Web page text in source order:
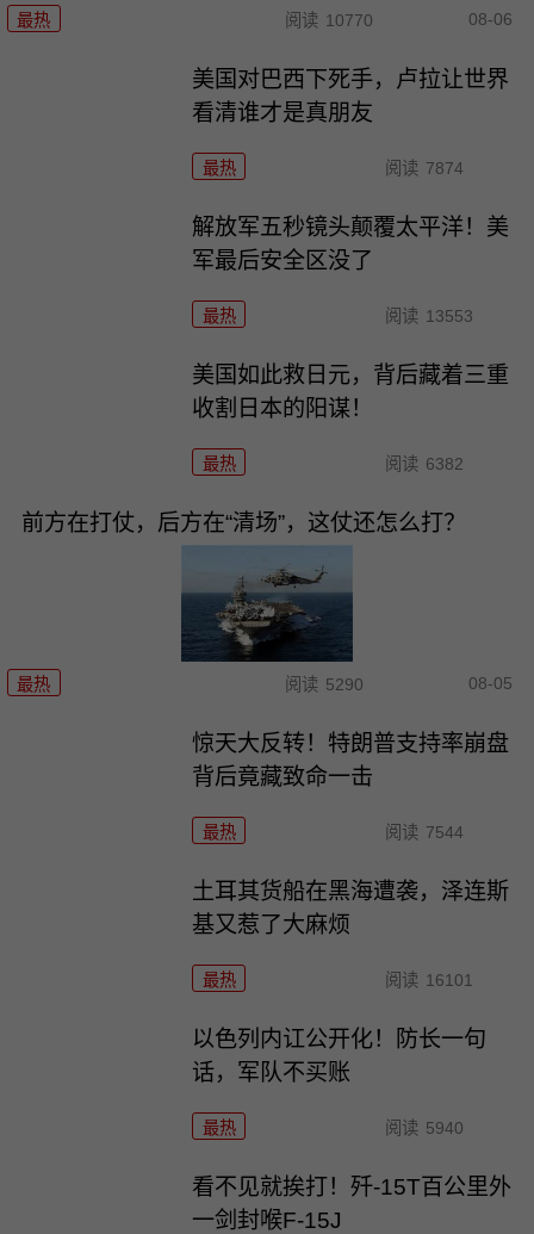
最热 阅读 10770 08-06
美国对巴西下死手，卢拉让世界
看清谁才是真朋友
最热 阅读 7874
解放军五秒镜头颠覆太平洋！美
军最后安全区没了
最热 阅读 13553
美国如此救日元，背后藏着三重
收割日本的阳谋！
最热 阅读 6382
前方在打仗，后方在“清场”，这仗还怎么打？
最热 阅读 5290 08-05
惊天大反转！特朗普支持率崩盘
背后竟藏致命一击
最热 阅读 7544
土耳其货船在黑海遭袭，泽连斯
基又惹了大麻烦
最热 阅读 16101
以色列内讧公开化！防长一句
话，军队不买账
最热 阅读 5940
看不见就挨打！歼-15T百公里外
一剑封喉F-15J